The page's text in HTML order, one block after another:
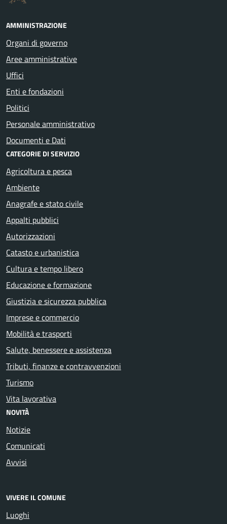
AMMINISTRAZIONE
Organi di governo
Aree amministrative
Uffici
Enti e fondazioni
Politici
Personale amministrativo
Documenti e Dati
CATEGORIE DI SERVIZIO
Agricoltura e pesca
Ambiente
Anagrafe e stato civile
Appalti pubblici
Autorizzazioni
Catasto e urbanistica
Cultura e tempo libero
Educazione e formazione
Giustizia e sicurezza pubblica
Imprese e commercio
Mobilità e trasporti
Salute, benessere e assistenza
Tributi, finanze e contravvenzioni
Turismo
Vita lavorativa
NOVITÀ
Notizie
Comunicati
Avvisi
VIVERE IL COMUNE
Luoghi